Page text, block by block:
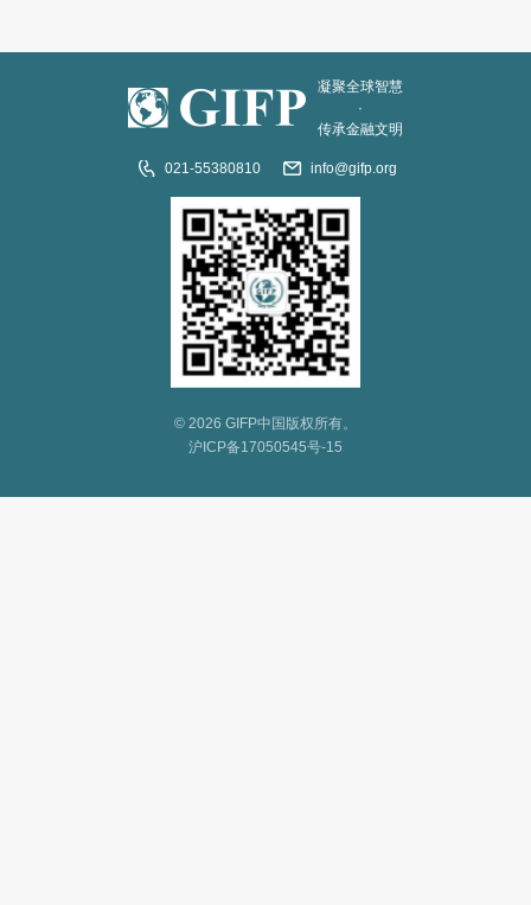
凝聚全球智慧
·
传承金融文明
021-55380810 info@gifp.org
© 2026 GIFP中国版权所有。
沪ICP备17050545号-15